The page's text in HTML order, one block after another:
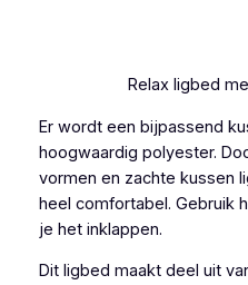
Relax ligbed
Er wordt een bijpassend
hoogwaardig polyester.
vormen en zachte kussen
heel comfortabel. Gebruik
je het inklappen.
Dit ligbed maakt deel uit